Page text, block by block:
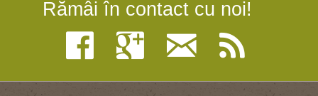
Rămâi în contact cu noi!